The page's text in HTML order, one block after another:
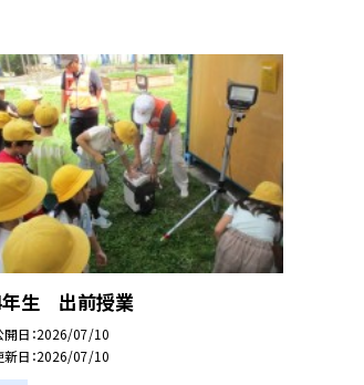
生 出前授業
開日 2026/07/10
新日 2026/07/10